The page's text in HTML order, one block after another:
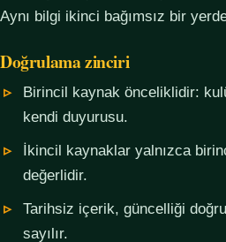
Aynı bilgi ikinci bağımsız bir
Doğrulama zinciri
Birincil kaynak önceliklidir:
kendi duyurusu.
İkincil kaynaklar yalnızca
değerlidir.
Tarihsiz içerik, güncelliği
sayılır.